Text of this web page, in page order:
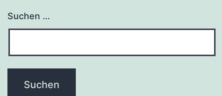
Suchen …